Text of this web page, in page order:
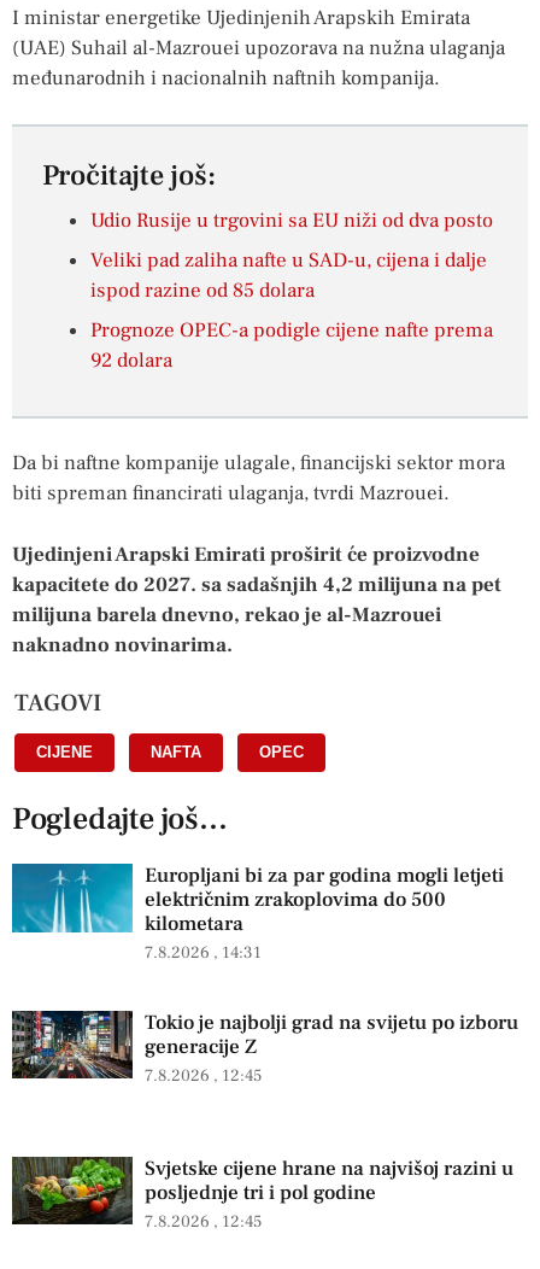
I ministar energetike Ujedinjenih Arapskih Emirata
(UAE) Suhail al-Mazrouei upozorava na nužna ulaganja
međunarodnih i nacionalnih naftnih kompanija.
Pročitajte još:
Udio Rusije u trgovini sa EU niži od dva posto
Veliki pad zaliha nafte u SAD-u, cijena i dalje
ispod razine od 85 dolara
Prognoze OPEC-a podigle cijene nafte prema
92 dolara
Da bi naftne kompanije ulagale, financijski sektor mora
biti spreman financirati ulaganja, tvrdi Mazrouei.
Ujedinjeni Arapski Emirati proširit će proizvodne
kapacitete do 2027. sa sadašnjih 4,2 milijuna na pet
milijuna barela dnevno, rekao je al-Mazrouei
naknadno novinarima.
TAGOVI
CIJENE NAFTA OPEC
Pogledajte još...
Europljani bi za par godina mogli letjeti
električnim zrakoplovima do 500
kilometara
7.8.2026 14:31
Tokio je najbolji grad na svijetu po izboru
generacije Z
7.8.2026 12:45
Svjetske cijene hrane na najvišoj razini u
posljednje tri i pol godine
7.8.2026 12:45